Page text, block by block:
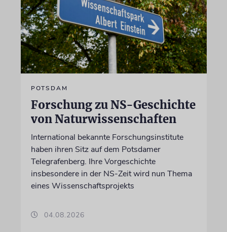
POTSDAM
Forschung zu NS-Geschichte
von Naturwissenschaften
International bekannte Forschungsinstitute
haben ihren Sitz auf dem Potsdamer
Telegrafenberg. Ihre Vorgeschichte
insbesondere in der NS-Zeit wird nun Thema
eines Wissenschaftsprojekts
04.08.2026